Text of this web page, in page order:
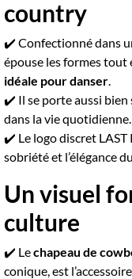
country
✔️ Confectionné dans
épouse les formes tout
idéale pour danser.
✔️ Il se porte aussi bien
dans la vie quotidienne.
✔️ Le logo discret LAST
sobriété et l’élégance
Un visuel
culture
✔️ Lechapeau de
conique, est